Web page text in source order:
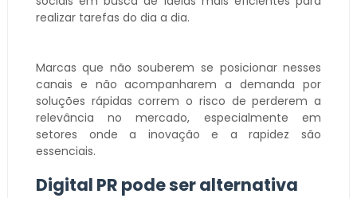
realizar tarefas do dia a dia.
Marcas que não souberem se posicionar nesses
canais e não acompanharem a demanda por
soluções rápidas correm o risco de perderem a
relevância no mercado, especialmente em
setores onde a inovação e a rapidez são
essenciais.
Digital PR pode ser alternativa